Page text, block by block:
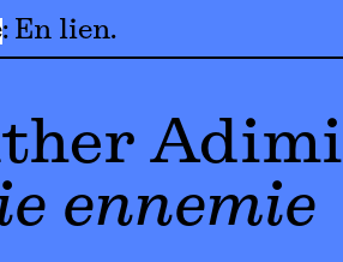
En lien
Adimi
ennemie